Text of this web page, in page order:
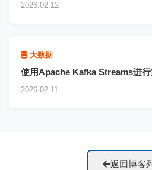
2026.02.12
大数据
使用Apache Kafka Streams进
2026.02.11
返回博客